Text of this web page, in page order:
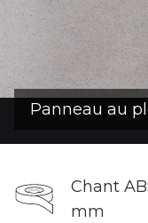
Panneau au
Chant
mm